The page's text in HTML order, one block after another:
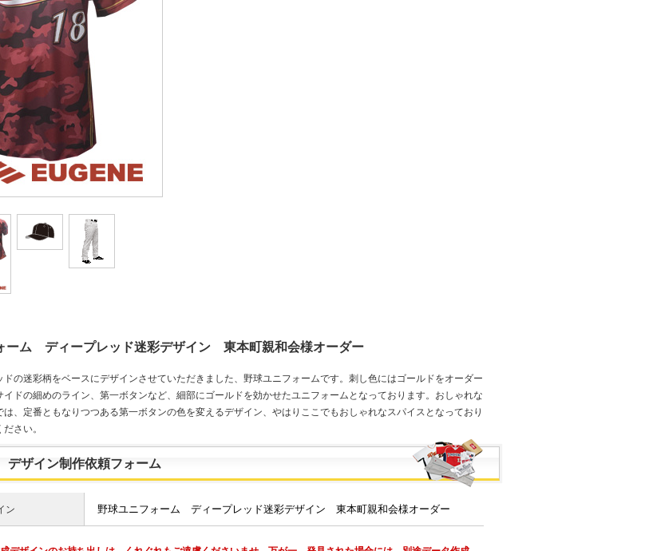
ーム ディープレッド迷彩デザイン 東本町親和会様オーダー
ドの迷彩柄をベースにデザインさせていただきました、野球ユニフォームです。刺し色にはゴールドをオーダー
イドの細めのライン、第一ボタンなど、細部にゴールドを効かせたユニフォームとなっております。おしゃれな
、定番ともなりつつある第一ボタンの色を変えるデザイン、やはりここでもおしゃれなスパイスとなっており
さい。
デザイン制作依頼フォーム
ン